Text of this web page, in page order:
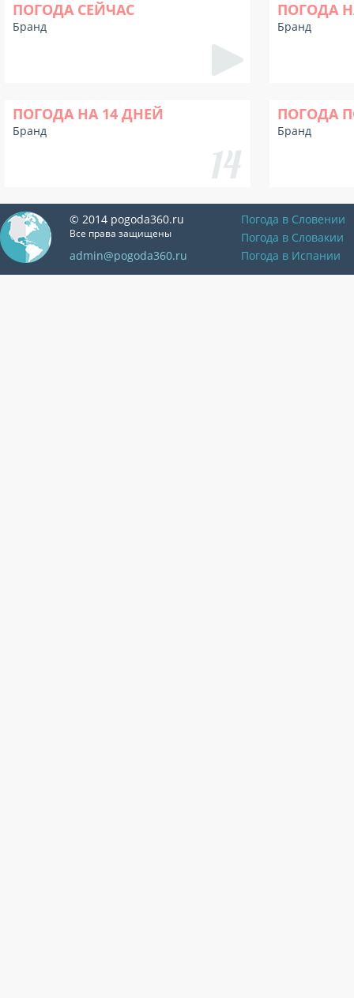
ПОГОДА СЕЙЧАС
Бранд
ПОГОДА
Бранд
ПОГОДА НА 14 ДНЕЙ
Бранд
ПОГОДА
Бранд
© 2014 pogoda360.ru
Все права защищены
admin@pogoda360.ru
Погода в Словении
Погода в Словакии
Погода в Испании